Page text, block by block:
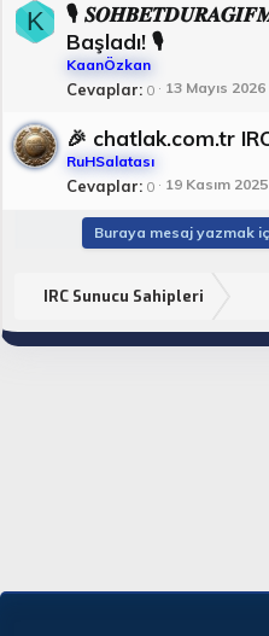
K
🎙️
Başladı! 🎙️
KaanÖzkan
Cevaplar 0 13 Mayıs 2026
🎉 chatlak.com.tr
RuHSalatası
Cevaplar 0 19 Kasım 2025
Buraya mesaj yazmak
IRC Sunucu Sahipleri